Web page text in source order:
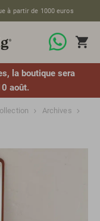
à partir de 1000 euros
la boutique sera
août.
Archives